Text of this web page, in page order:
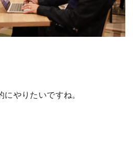
にやりたいですね。